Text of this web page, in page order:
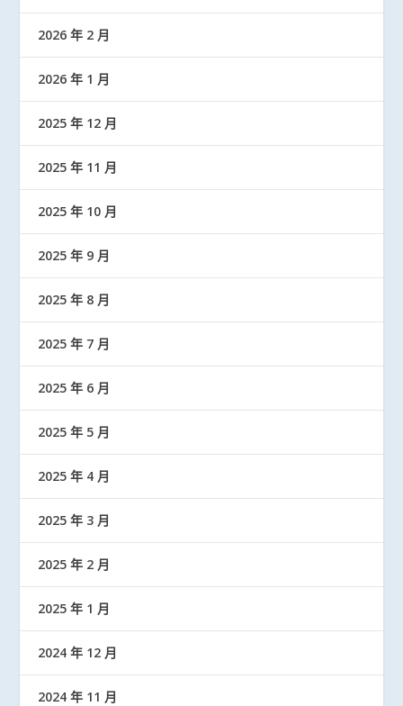
2026 年 2 月
2026 年 1 月
2025 年 12 月
2025 年 11 月
2025 年 10 月
2025 年 9 月
2025 年 8 月
2025 年 7 月
2025 年 6 月
2025 年 5 月
2025 年 4 月
2025 年 3 月
2025 年 2 月
2025 年 1 月
2024 年 12 月
2024 年 11 月